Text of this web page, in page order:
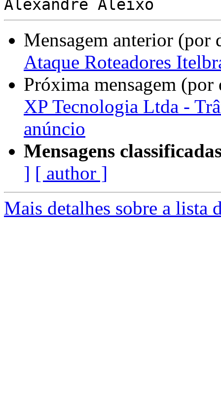
Mensagem anterior (por
Ataque Roteadores
Próxima mensagem
XP Tecnologia Ltda -
anúncio
Mensagens
] [ author ]
Mais detalhes sobre a lista